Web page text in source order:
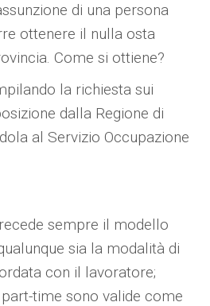
di una persona
ottenere il nulla osta
Come si ottiene?
la richiesta sui
dalla Regione di
al Servizio Occupazione
sempre il modello
sia la modalità di
con il lavoratore;
time sono valide come